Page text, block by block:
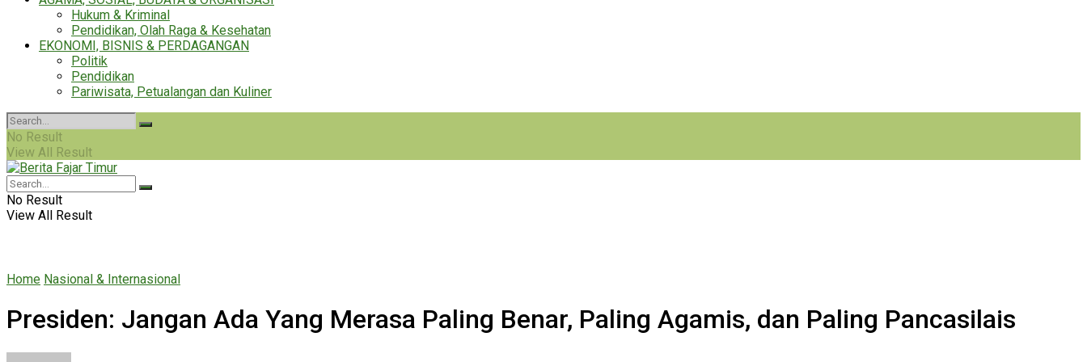
Hukum & Kriminal
Pendidikan, Olah Raga & Kesehatan
EKONOMI, BISNIS & PERDAGANGAN
Politik
Pendidikan
Pariwisata, Petualangan dan Kuliner
No Result
View All Result
No Result
View All Result
Home Nasional & Internasional
Presiden: Jangan Ada Yang Merasa Paling Benar, Paling Agamis, dan Paling Pancasilais